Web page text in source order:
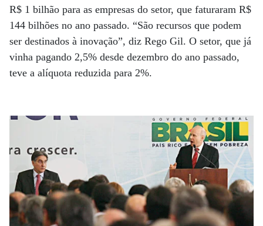
R$ 1 bilhão para as empresas do setor, que faturaram R$
144 bilhões no ano passado. “São recursos que podem
ser destinados à inovação”, diz Rego Gil. O setor, que já
vinha pagando 2,5% desde dezembro do ano passado,
teve a alíquota reduzida para 2%.